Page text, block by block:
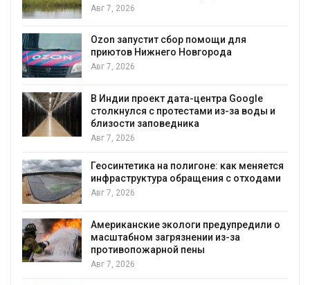
Авг 7, 2026
Ozon запустит сбор помощи для
приютов Нижнего Новгорода
Авг 7, 2026
В Индии проект дата-центра Google
столкнулся с протестами из-за воды и
близости заповедника
Авг 7, 2026
Геосинтетика на полигоне: как меняется
инфраструктура обращения с отходами
Авг 7, 2026
Американские экологи предупредили о
масштабном загрязнении из-за
противопожарной пены
Авг 7, 2026